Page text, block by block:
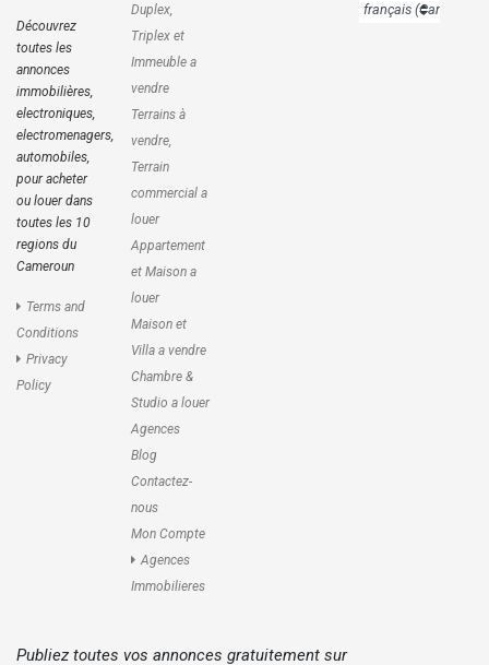
Découvrez
toutes les
annonces
immobilières,
electroniques,
electromenagers,
automobiles,
pour acheter
ou louer dans
toutes les 10
regions du
Cameroun
Terms and
Conditions
Privacy
Policy
Duplex,
Triplex et
Immeuble a
vendre
Terrains à
vendre,
Terrain
commercial a
louer
Appartement
et Maison a
louer
Maison et
Villa a vendre
Chambre &
Studio a louer
Agences
Blog
Contactez-
nous
Mon Compte
Agences
Immobilieres
Publiez toutes vos annonces gratuitement sur